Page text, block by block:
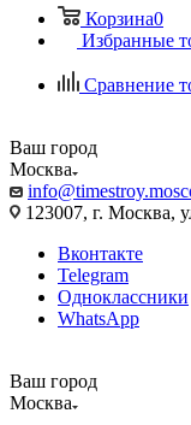
Корзина0
Избранные
Сравнение
Ваш город
Москва
123007, г. Москва,
Вконтакте
Telegram
Одноклассники
WhatsApp
Ваш город
Москва